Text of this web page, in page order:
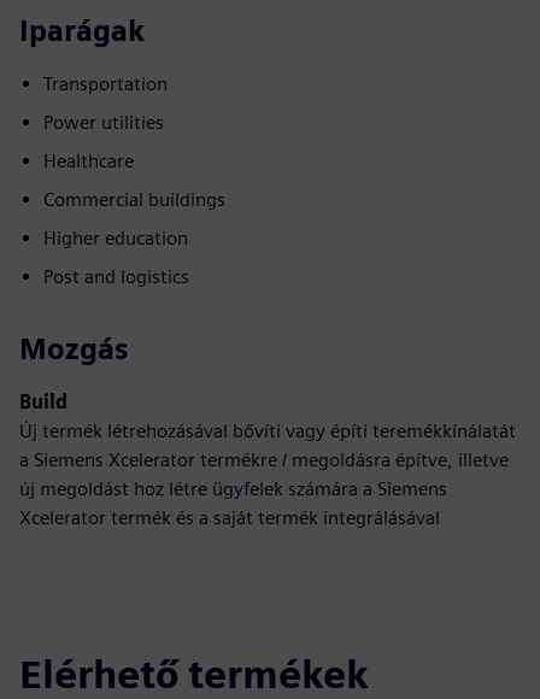
Iparágak
Transportation
Power utilities
Healthcare
Commercial buildings
Higher education
Post and logistics
Mozgás
Build
Új termék létrehozásával bővíti vagy építi teremékkínálatát
a Siemens Xcelerator termékre / megoldásra építve, illetve
új megoldást hoz létre ügyfelek számára a Siemens
Xcelerator termék és a saját termék integrálásával
Elérhető termékek